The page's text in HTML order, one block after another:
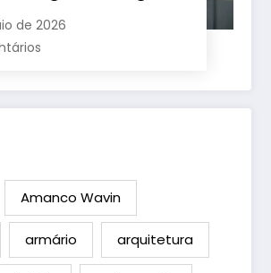
em casa
de 2026
Amanco Wavin
armário arquitetura